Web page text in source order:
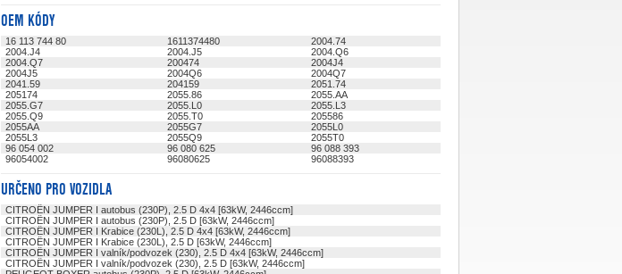
OEM KÓDY
16 113 744 80 1611374480
2004.74
2004.J4
2004.J5
2004.Q6
2004.Q7
200474
2004J4
2004J5
2004Q6
2004Q7
2041.59
204159
2051.74
205174
2055.86
2055.AA
2055.G7
2055.L0
2055.L3
2055.Q9
2055.T0
205586
2055AA
2055G7
2055L0
2055L3
2055Q9
2055T0
96 054 002
96 080 625
96 088 393
96054002
96080625 96088393
URČENO PRO VOZIDLA
CITROËN JUMPER I autobus (230P), 2.5 D 4x4 [63kW, 2446ccm]
CITROËN JUMPER I autobus (230P), 2.5 D [63kW, 2446ccm]
CITROËN JUMPER I Krabice (230L), 2.5 D 4x4 [63kW, 2446ccm]
CITROËN JUMPER I Krabice (230L), 2.5 D [63kW, 2446ccm]
CITROËN JUMPER I valník/podvozek (230), 2.5 D 4x4 [63kW, 2446ccm]
CITROËN JUMPER I valník/podvozek (230), 2.5 D [63kW, 2446ccm]